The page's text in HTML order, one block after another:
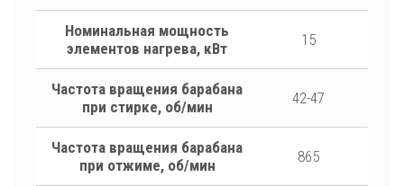
Номинальная мощность
элементов нагрева, кВт
15
Частота вращения барабана
при стирке, об/мин
42-47
Частота вращения барабана
при отжиме, об/мин
865